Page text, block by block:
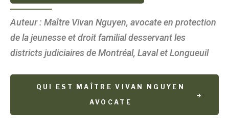
Auteur : Maître Vivan Nguyen, avocate en protection
de la jeunesse et droit familial desservant les
districts judiciaires de Montréal, Laval et Longueuil
QUI EST MAÎTRE VIVAN NGUYEN
AVOCATE